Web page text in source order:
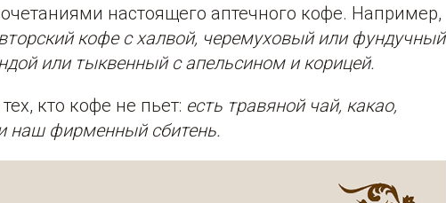
настоящего аптечного кофе. Например,
кофе с халвой, черемуховый или фундучный
или тыквенный с апельсином и корицей.
кто кофе не пьет: есть травяной чай, какао,
наш фирменный сбитень.